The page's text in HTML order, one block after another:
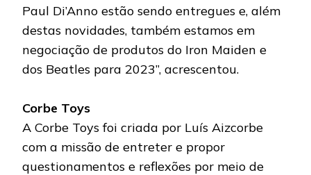
Paul Di’Anno estão sendo entregues e, além
destas novidades, também estamos em
negociação de produtos do Iron Maiden e
dos Beatles para 2023”, acrescentou.
Corbe Toys
A Corbe Toys foi criada por Luís Aizcorbe
com a missão de entreter e propor
questionamentos e reflexões por meio de